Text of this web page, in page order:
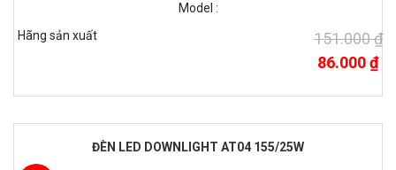
Model :
Hãng sản xuất
151.000 ₫
86.000 ₫
ĐÈN LED DOWNLIGHT AT04 155/25W